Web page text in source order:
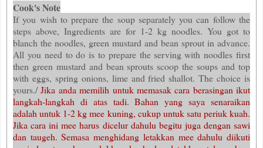
Cook's Note
If you wish to prepare the soup separately you can follow the
steps above, Ingredients are for 1-2 kg noodles. You got to
blanch the noodles, green mustard and bean sprout in advance.
All you need to do is to prepare the serving with noodles first
then green mustard and bean sprouts scoop the soups and top
with eggs, spring onions, lime and fried shallot. The choice is
yours./Jika anda memilih untuk memasak cara berasingan ikut
langkah-langkah di atas tadi. Bahan yang saya senaraikan
adalah untuk 1-2 kg mee kuning, cukup untuk satu periuk kuah.
Jika cara ini mee harus dicelur dahulu begitu juga dengan sawi
dan taugeh. Semasa menghidang letakkan mee dahulu diikuti